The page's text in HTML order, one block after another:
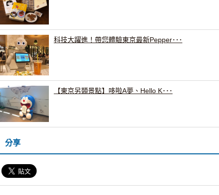
科技大躍進！帶您體驗東京最新Pepper･･･
【東京另類景點】哆啦A夢、Hello K･･･
分享